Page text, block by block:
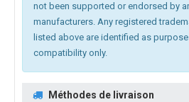
not been supported or endorsed by
manufacturers. Any registered
listed above are identified as
compatibility only.
Méthodes de livraison